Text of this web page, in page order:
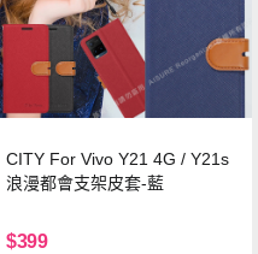
CITY For Vivo Y21 4G / Y21s
浪漫都會支架皮套-藍
$399